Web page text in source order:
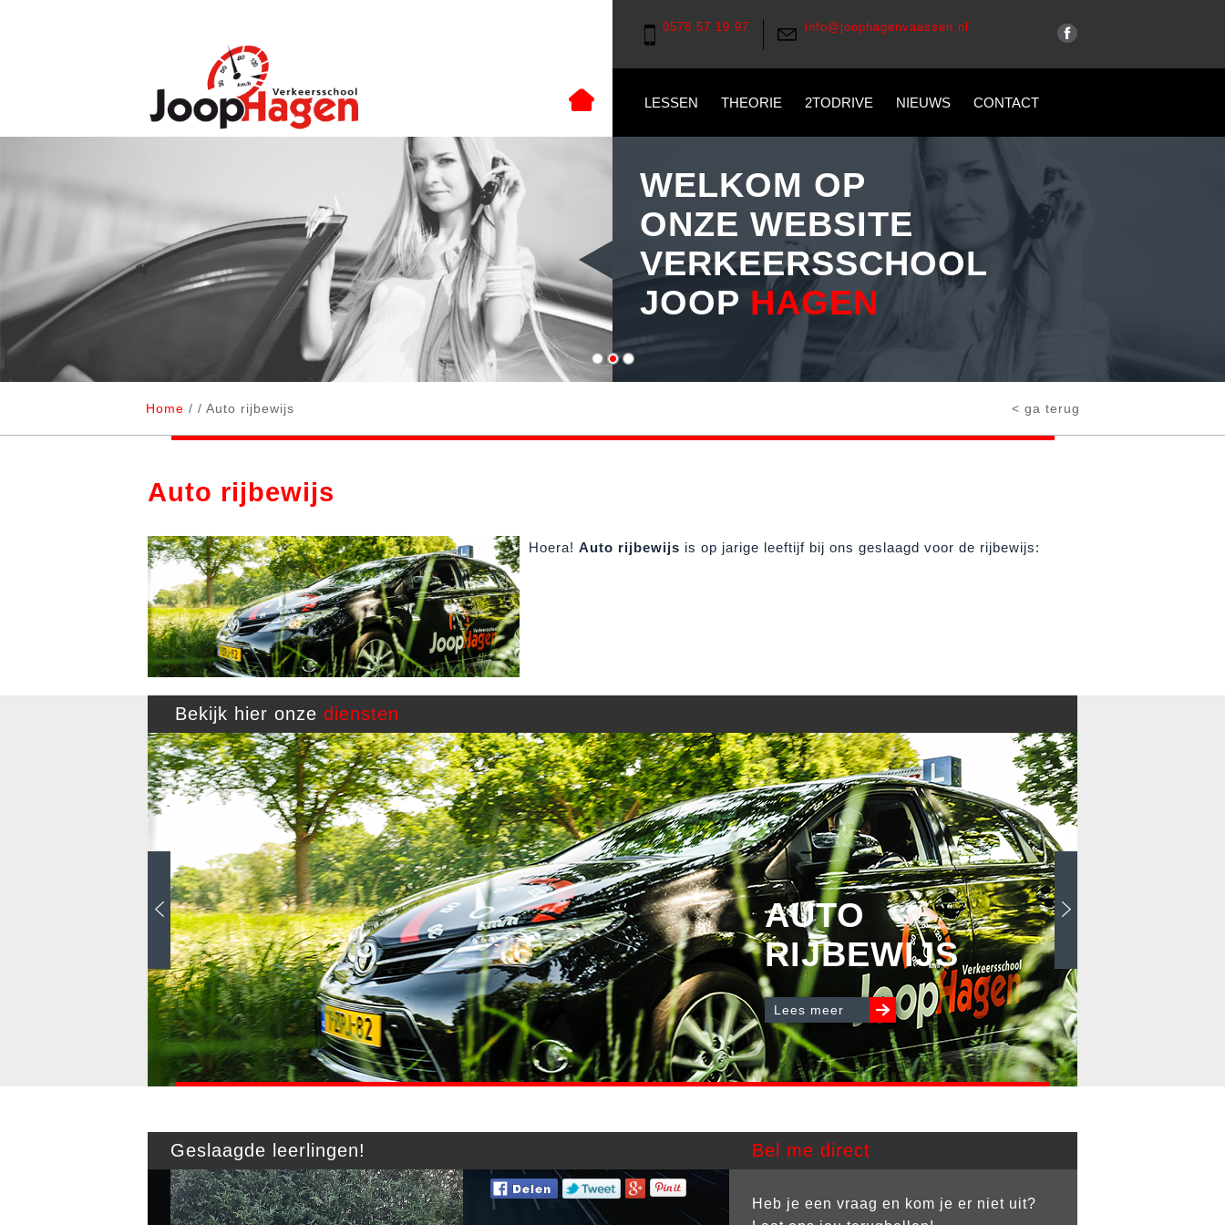
0578 57 19 97 info@joophagenvaassen.nl
LESSEN THEORIE 2TODRIVE NIEUWS CONTACT
WELKOM OP
ONZE WEBSITE
VERKEERSSCHOOL
JOOP HAGEN
Home / / Auto rijbewijs < ga terug
Auto rijbewijs
Hoera! Auto rijbewijs is op jarige leeftijf bij ons geslaagd voor de rijbewijs:
Bekijk hier onze diensten
AUTO
RIJBEWIJS
Lees meer
Geslaagde leerlingen! Bel me direct
Heb je een vraag en kom je er niet uit?